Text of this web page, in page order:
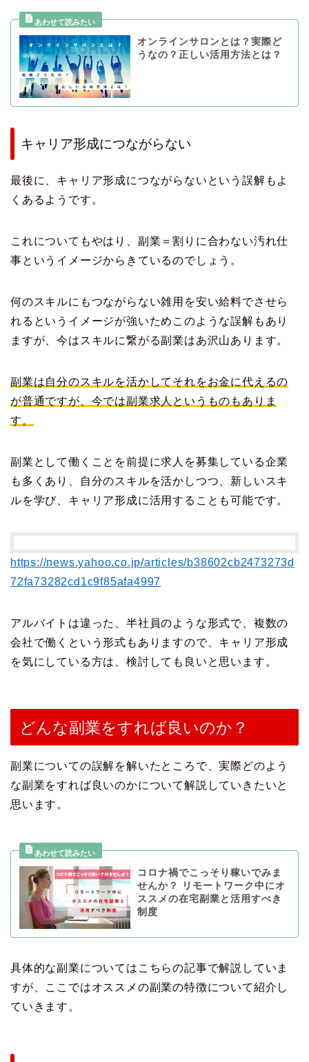
オンラインサロンとは？実際ど
うなの？正しい活用方法とは？
キャリア形成につながらない
最後に、キャリア形成につながらないという誤解もよ
くあるようです。
これについてもやはり、副業＝割りに合わない汚れ仕
事というイメージからきているのでしょう。
何のスキルにもつながらない雑用を安い給料でさせら
れるというイメージが強いためこのような誤解もあり
ますが、今はスキルに繋がる副業はあ沢山あります。
副業は自分のスキルを活かしてそれをお金に代えるの
が普通ですが、今では副業求人というものもありま
す。
副業として働くことを前提に求人を募集している企業
も多くあり、自分のスキルを活かしつつ、新しいスキ
ルを学び、キャリア形成に活用することも可能です。
https://news.yahoo.co.jp/articles/b38602cb2473273d
72fa73282cd1c9f85afa4997
アルバイトは違った、半社員のような形式で、複数の
会社で働くという形式もありますので、キャリア形成
を気にしている方は、検討しても良いと思います。
どんな副業をすれば良いのか？
副業についての誤解を解いたところで、実際どのよう
な副業をすれば良いのかについて解説していきたいと
思います。
コロナ禍でこっそり稼いでみま
せんか？ リモートワーク中にオ
ススメの在宅副業と活用すべき
制度
具体的な副業についてはこちらの記事で解説していま
すが、ここではオススメの副業の特徴について紹介し
ていきます。